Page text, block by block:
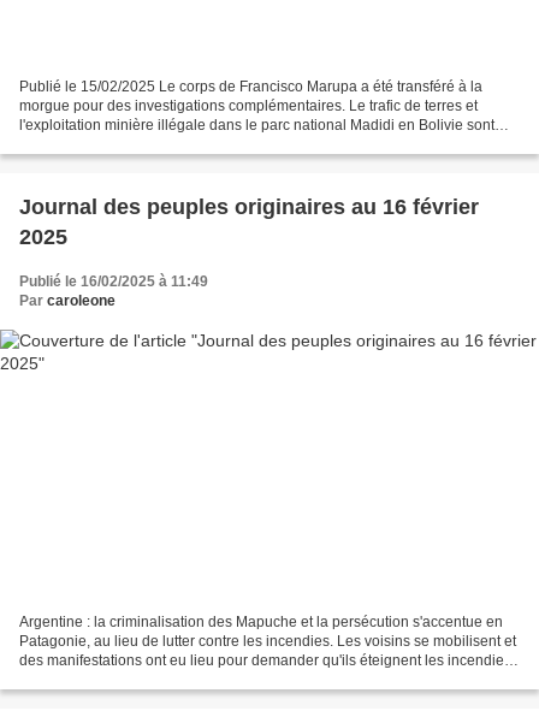
Publié le 15/02/2025 Le corps de Francisco Marupa a été transféré à la
morgue pour des investigations complémentaires. Le trafic de terres et
l'exploitation minière illégale dans le parc national Madidi en Bolivie sont
Journal des peuples originaires au 16 février
2025
Publié le 16/02/2025 à 11:49
Par caroleone
Argentine : la criminalisation des Mapuche et la persécution s'accentue en
Patagonie, au lieu de lutter contre les incendies. Les voisins se mobilisent et
des manifestations ont eu lieu pour demander qu'ils éteignent les incendies.